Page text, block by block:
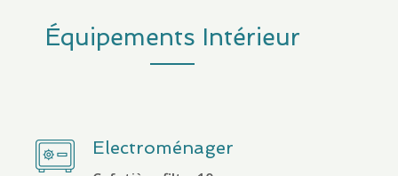
Équipements Intérieur
Electroménager